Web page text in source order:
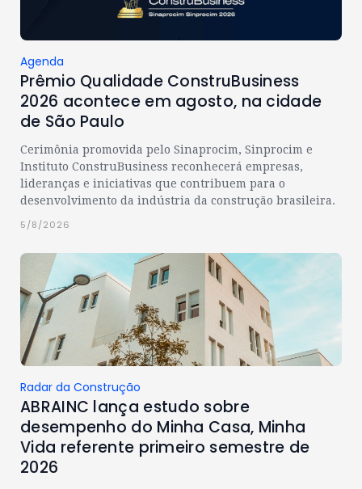
Agenda
Prêmio Qualidade ConstruBusiness
2026 acontece em agosto, na cidade
de São Paulo
Cerimônia promovida pelo Sinaprocim, Sinprocim e
Instituto ConstruBusiness reconhecerá empresas,
lideranças e iniciativas que contribuem para o
desenvolvimento da indústria da construção brasileira.
5/8/2026
Radar da Construção
ABRAINC lança estudo sobre
desempenho do Minha Casa, Minha
Vida referente primeiro semestre de
2026